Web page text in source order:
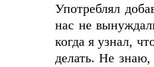
Употреблял
нас не
когда я узнал,
делать. Не